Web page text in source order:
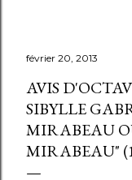
février 20, 2013
AVIS
SIBYLLE
MIRABEAU
MIRABEAU"